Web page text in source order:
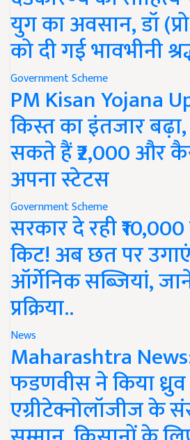
युग का अवसान, डॉ
को दी गई भावभीनी
Government Scheme
PM Kisan Yojana
किस्त का इंतजार
सकते हैं ₹2,000 और
अपना स्टेटस
Government Scheme
सरकार दे रही ₹10,000
किट! अब छत पर
ऑर्गेनिक सब्जियां,
प्रक्रिया..
News
Maharashtra
फडणवीस ने किया ध्रुव
एग्रीटेक्नोलॉजीज के